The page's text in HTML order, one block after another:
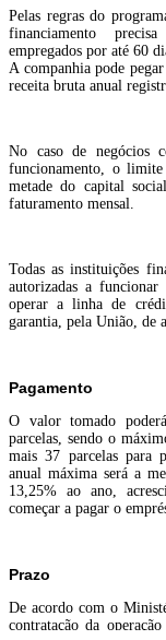
Pelas regras do
financiamento
empregados por até 60
A companhia pode
receita bruta anual
No caso de negócios
funcionamento, o
metade do capital
faturamento mensal.
Todas as instituições
autorizadas a
operar a linha de
garantia, pela União, de
Pagamento
O valor tomado
parcelas, sendo o
mais 37 parcelas para
anual máxima será a
13,25% ao ano,
começar a pagar o
Prazo
De acordo com o
contratação da